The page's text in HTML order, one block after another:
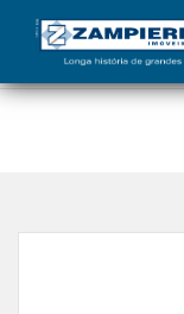
Início»Blog»3 erros
imóvel»fotoblog